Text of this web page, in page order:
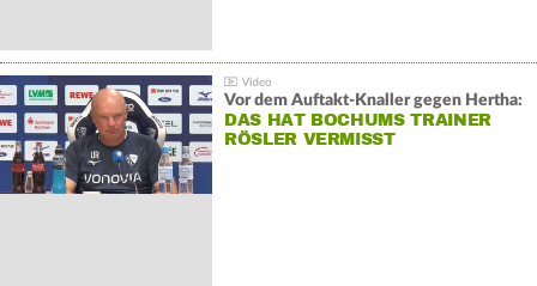
Vor dem Auftakt-Knaller gegen Hertha:
DAS HAT BOCHUMS TRAINER
RÖSLER VERMISST